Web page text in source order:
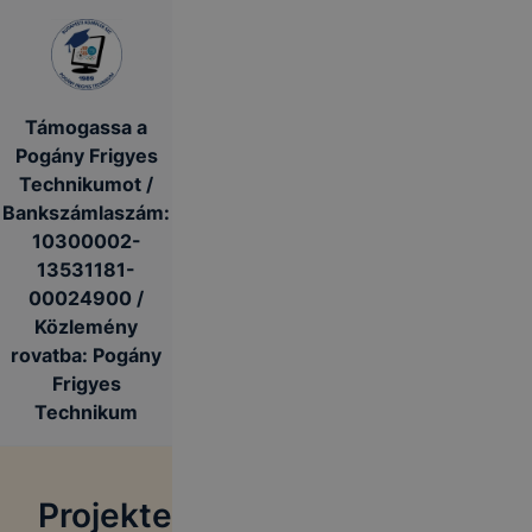
Támogassa a
Pogány Frigyes
Technikumot /
Bankszámlaszám:
10300002-
13531181-
00024900 /
Közlemény
rovatba: Pogány
Frigyes
Technikum
Projekte